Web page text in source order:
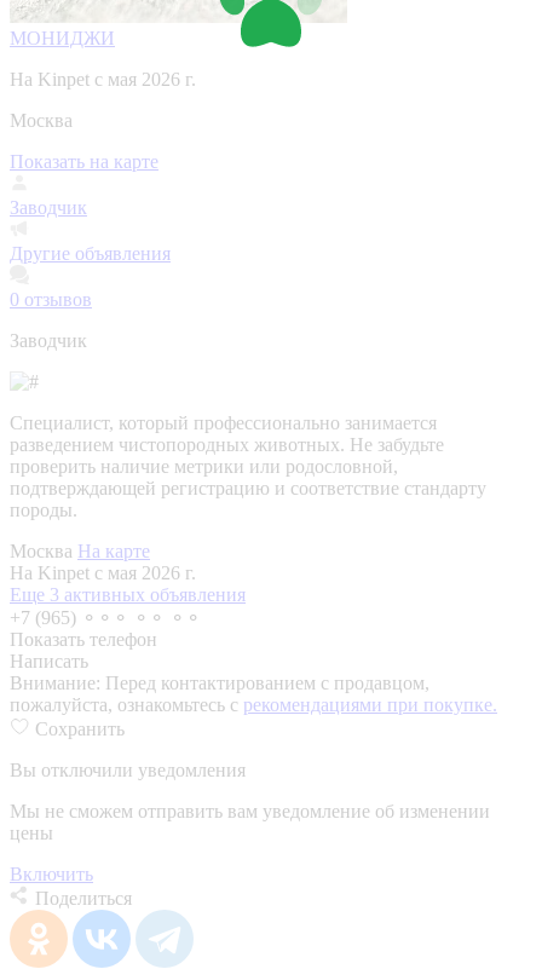
МОНИДЖИ
На Kinpet c мая 2026 г.
Москва
Показать на карте
Заводчик
Другие объявления
0 отзывов
Заводчик
Специалист, который профессионально занимается
разведением чистопородных животных. Не забудьте
проверить наличие метрики или родословной,
подтверждающей регистрацию и соответствие стандарту
породы.
Москва На карте
На Kinpet c мая 2026 г.
Еще 3 активных объявления
+7 (965) ⚬⚬⚬ ⚬⚬ ⚬⚬
Показать телефон
Написать
Внимание: Перед контактированием с продавцом,
пожалуйста, ознакомьтесь с рекомендациями при покупке.
Сохранить
Вы отключили уведомления
Мы не сможем отправить вам уведомление об изменении
цены
Включить
Поделиться